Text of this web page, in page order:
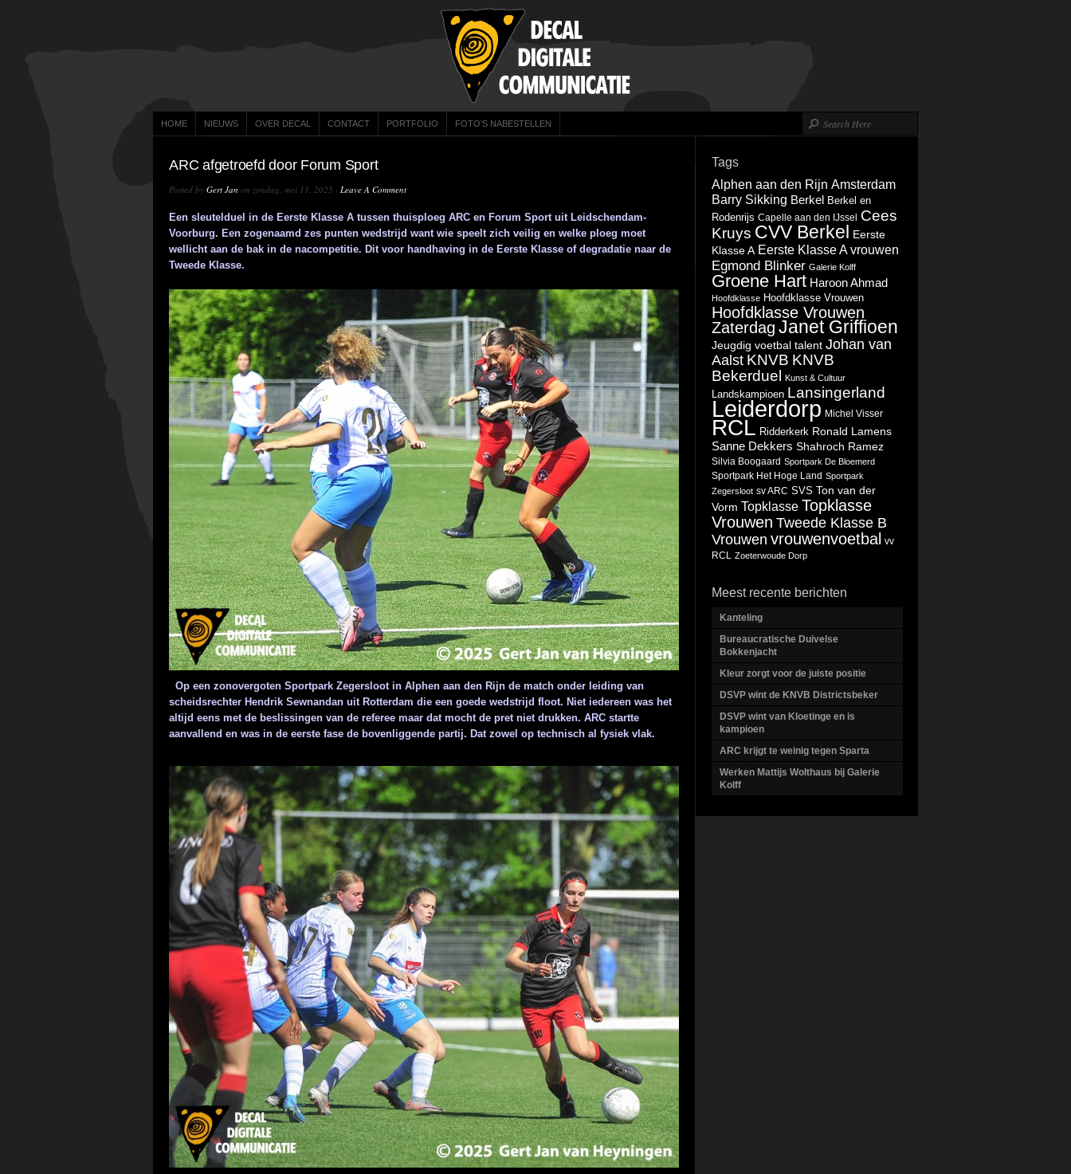
HOME NIEUWS OVER DECAL CONTACT PORTFOLIO FOTO’S NABESTELLEN
ARC afgetroefd door Forum Sport
Posted by Gert Jan on zondag, mei 11, 2025 · Leave A Comment
Een sleutelduel in de Eerste Klasse A tussen thuisploeg ARC en Forum Sport uit Leidschendam-
Voorburg. Een zogenaamd zes punten wedstrijd want wie speelt zich veilig en welke ploeg moet
wellicht aan de bak in de nacompetitie. Dit voor handhaving in de Eerste Klasse of degradatie naar de
Tweede Klasse.
Op een zonovergoten Sportpark Zegersloot in Alphen aan den Rijn de match onder leiding van
scheidsrechter Hendrik Sewnandan uit Rotterdam die een goede wedstrijd floot. Niet iedereen was het
altijd eens met de beslissingen van de referee maar dat mocht de pret niet drukken. ARC startte
aanvallend en was in de eerste fase de bovenliggende partij. Dat zowel op technisch al fysiek vlak.
Tags
Alphen aan den Rijn Amsterdam
Barry Sikking Berkel Berkel en
Rodenrijs Capelle aan den IJssel
Cees
Kruys CVV Berkel Eerste
Klasse A Eerste Klasse A vrouwen
Egmond Blinker Galerie Kolff
Groene Hart Haroon Ahmad
Hoofdklasse Hoofdklasse Vrouwen
Hoofdklasse Vrouwen
Zaterdag Janet Griffioen
Jeugdig voetbal talent Johan van
Aalst KNVB KNVB
Bekerduel
Kunst & Cultuur
Landskampioen Lansingerland
Leiderdorp Michel Visser
RCL Ridderkerk Ronald Lamens
Sanne Dekkers Shahroch Ramez
Silvia Boogaard Sportpark De Bloemerd
Sportpark Het Hoge Land Sportpark
Zegersloot sv ARC SVS Ton van der
Vorm Topklasse Topklasse
Vrouwen Tweede Klasse B
Vrouwen vrouwenvoetbal
vv
RCL
Zoeterwoude Dorp
Meest recente berichten
Kanteling
Bureaucratische Duivelse
Bokkenjacht
Kleur zorgt voor de juiste positie
DSVP wint de KNVB Districtsbeker
DSVP wint van Kloetinge en is
kampioen
ARC krijgt te weinig tegen Sparta
Werken Mattijs Wolthaus bij Galerie
Kolff